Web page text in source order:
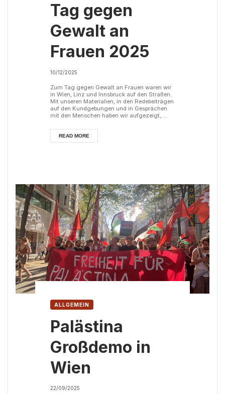
Tag gegen
Gewalt an
Frauen 2025
10/12/2025
Zum Tag gegen Gewalt an Frauen waren wir
in Wien, Linz und Innsbruck auf den Straßen.
Mit unseren Materialien, in den Redebeiträgen
auf den Kundgebungen und in Gesprächen
mit den Menschen haben wir aufgezeigt,
hochaktuell ist und wie Gewalt an Frauen mit
dem kapitalistischen System
zusammenhängt.
READ MORE
ALLGEMEIN
Palästina
Großdemo in
Wien
22/09/2025